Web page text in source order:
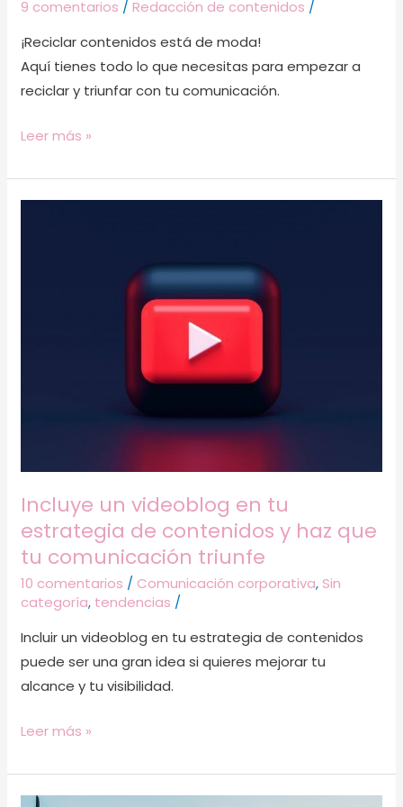
9 comentarios /Redacción de contenidos /
¡Reciclar contenidos está de moda!
Aquí tienes todo lo que necesitas para empezar a
reciclar y triunfar con tu comunicación.
Leer más »
Incluye un videoblog en tu
estrategia de contenidos y haz que
tu comunicación triunfe
10 comentarios / Comunicación corporativa, Sin
categoría, tendencias /
Incluir un videoblog en tu estrategia de contenidos
puede ser una gran idea si quieres mejorar tu
alcance y tu visibilidad.
tu
comunicación
triunfe
Leer más »